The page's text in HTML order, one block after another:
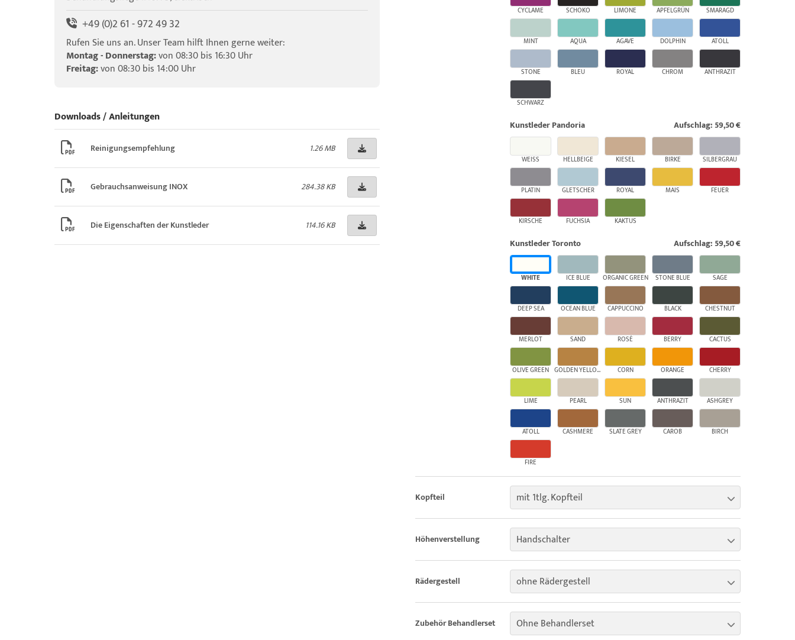
+49 (0)2 61 - 972 49 32
Rufen Sie uns an. Unser Team hilft Ihnen gerne weiter:
Montag - Donnerstag:von 08:30 bis 16:30 Uhr
Freitag:von 08:30 bis 14:00 Uhr
Downloads / Anleitungen
Reinigungsempfehlung 1.26 MB
Gebrauchsanweisung INOX 284.38 KB
Die Eigenschaften der Kunstleder 114.16 KB
CYCLAME SCHOKO LIMONE APFELGRÜN SMARAGD
MINT AQUA AGAVE DOLPHIN ATOLL
STONE BLEU ROYAL CHROM ANTHRAZIT
SCHWARZ
Kunstleder Pandoria Aufschlag: 59,50 €
WEISS HELLBEIGE KIESEL BIRKE SILBERGRAU
PLATIN GLETSCHER ROYAL MAIS FEUER
KIRSCHE FUCHSIA KAKTUS
Kunstleder Toronto Aufschlag: 59,50 €
WHITE ICE BLUE ORGANIC GREEN STONE BLUE SAGE
DEEP SEA OCEAN BLUE CAPPUCCINO BLACK CHESTNUT
MERLOT SAND ROSÉ BERRY CACTUS
OLIVE GREEN GOLDEN YELLOW CORN ORANGE CHERRY
LIME PEARL SUN ANTHRAZIT ASHGREY
ATOLL CASHMERE SLATE GREY CAROB BIRCH
FIRE
Kopfteil mit 1tlg. Kopfteil
Höhenverstellung Handschalter
Rädergestell ohne Rädergestell
Zubehör Behandlerset Ohne Behandlerset